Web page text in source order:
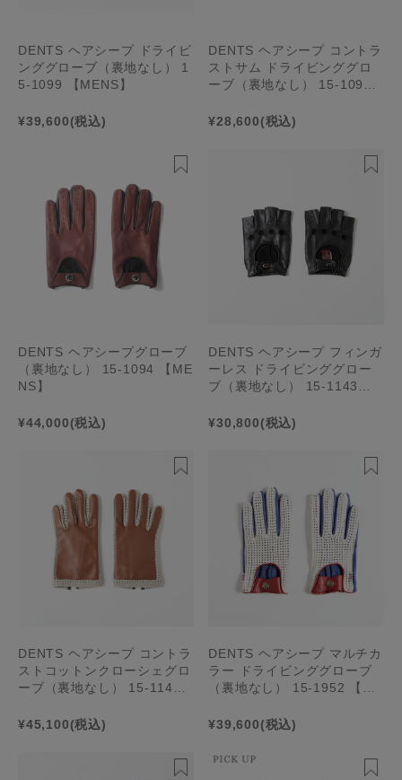
DENTS ヘアシープ ドライビ
ンググローブ（裏地なし） 1
5-1099 【MENS】
¥39,600(税込)
DENTS ヘアシープ コントラ
ストサム ドライビンググロ
ーブ（裏地なし） 15-1091
¥28,600(税込)
DENTS ヘアシープグローブ
（裏地なし） 15-1094 【ME
NS】
¥44,000(税込)
DENTS ヘアシープ フィンガ
ーレス ドライビンググロー
ブ（裏地なし） 15-1143
¥30,800(税込)
DENTS ヘアシープ コントラ
ストコットンクローシェグロ
ーブ（裏地なし） 15-1142
¥45,100(税込)
DENTS ヘアシープ マルチカ
ラー ドライビンググローブ
（裏地なし） 15-1952 【ME
¥39,600(税込)